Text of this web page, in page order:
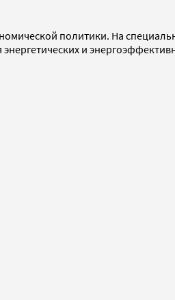
политики. На
и